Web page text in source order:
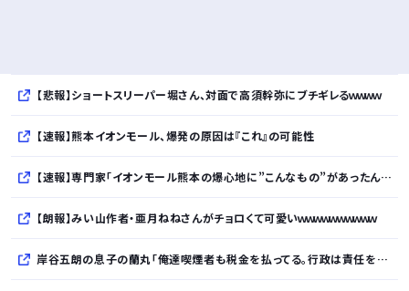
【悲報】ショートスリーパー堀さん、対面で高須幹弥にブチギレるｗｗｗｗ
【速報】熊本イオンモール、爆発の原因は『これ』の可能性
【速報】専門家「イオンモール熊本の爆心地に”こんなもの”があったんだけど…」
【朗報】みい山作者・亜月ねねさんがチョロくて可愛いｗｗｗｗｗｗｗｗｗｗ
岸谷五朗の息子の蘭丸「俺達喫煙者も税金を払ってる。行政は責任を持って喫煙所を作るべきですよ」